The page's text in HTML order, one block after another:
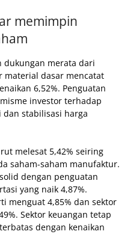
memimpin
dukungan merata dari
material dasar mencatat
6,52%. Penguatan
investor terhadap
stabilisasi harga
melesat 5,42% seiring
saham-saham manufaktur.
dengan penguatan
yang naik 4,87%.
menguat 4,85% dan sektor
Sektor keuangan tetap
dengan kenaikan